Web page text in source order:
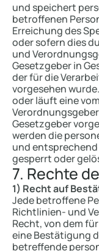
und speichert
betroffenen
Erreichung des
oder sofern dies
und
Gesetzgeber in
der für die
vorgesehen
oder läuft eine
Gesetzgeber
werden die
und
gesperrt oder
7. Rechte
1) Recht auf
Jede betroffene
Richtlinien- und
Recht, von dem
eine Bestätigung
betreffende